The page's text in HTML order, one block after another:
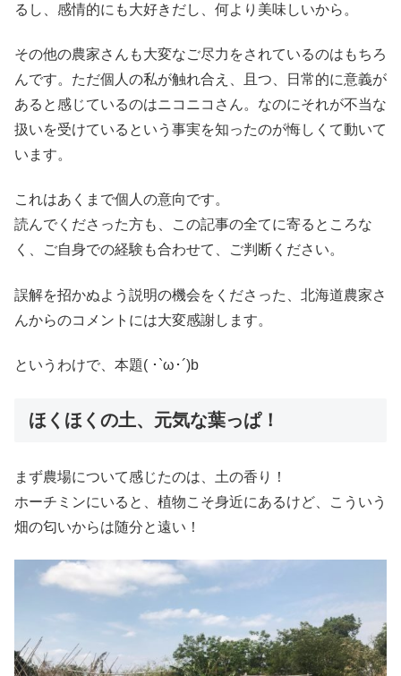
るし、感情的にも大好きだし、何より美味しいから。
その他の農家さんも大変なご尽力をされているのはもちろ
んです。ただ個人の私が触れ合え、且つ、日常的に意義が
あると感じているのはニコニコさん。なのにそれが不当な
扱いを受けているという事実を知ったのが悔しくて動いて
います。
これはあくまで個人の意向です。
読んでくださった方も、この記事の全てに寄るところな
く、ご自身での経験も合わせて、ご判断ください。
誤解を招かぬよう説明の機会をくださった、北海道農家さ
んからのコメントには大変感謝します。
というわけで、本題( ･`ω･´)b
ほくほくの土、元気な葉っぱ！
まず農場について感じたのは、土の香り！
ホーチミンにいると、植物こそ身近にあるけど、こういう
畑の匂いからは随分と遠い！